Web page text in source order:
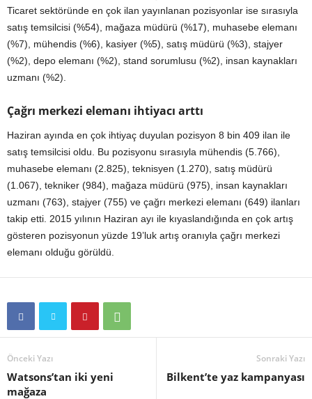
Ticaret sektöründe en çok ilan yayınlanan pozisyonlar ise sırasıyla
satış temsilcisi (%54), mağaza müdürü (%17), muhasebe elemanı
(%7), mühendis (%6), kasiyer (%5), satış müdürü (%3), stajyer
(%2), depo elemanı (%2), stand sorumlusu (%2), insan kaynakları
uzmanı (%2).
Çağrı merkezi elemanı ihtiyacı arttı
Haziran ayında en çok ihtiyaç duyulan pozisyon 8 bin 409 ilan ile
satış temsilcisi oldu. Bu pozisyonu sırasıyla mühendis (5.766),
muhasebe elemanı (2.825), teknisyen (1.270), satış müdürü
(1.067), tekniker (984), mağaza müdürü (975), insan kaynakları
uzmanı (763), stajyer (755) ve çağrı merkezi elemanı (649) ilanları
takip etti. 2015 yılının Haziran ayı ile kıyaslandığında en çok artış
gösteren pozisyonun yüzde 19’luk artış oranıyla çağrı merkezi
elemanı olduğu görüldü.
Önceki Yazı
Watsons’tan iki yeni
mağaza
Sonraki Yazı
Bilkent’te yaz kampanyası